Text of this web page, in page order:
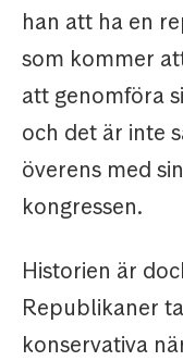
han att ha en
som kommer
att genomföra
och det är inte
överens med
kongressen.
Historien är
Republikaner
konservativa